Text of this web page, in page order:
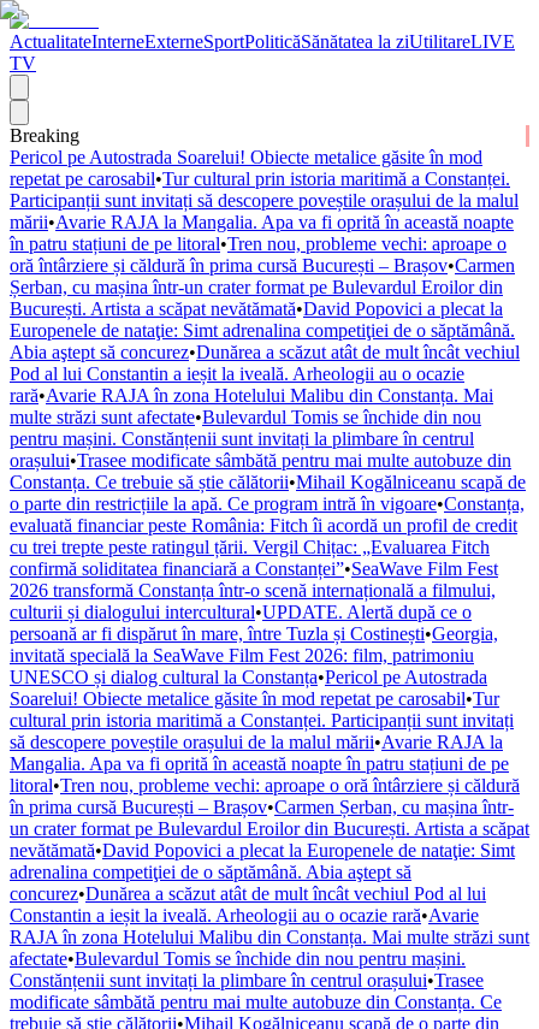
ActualitateInterneExterneSportPoliticăSănătatea la ziUtilitareLIVE
TV
Breaking
Pericol pe Autostrada Soarelui! Obiecte metalice găsite în mod
repetat pe carosabil•Tur cultural prin istoria maritimă a Constanței.
Participanții sunt invitați să descopere poveștile orașului de la malul
mării•Avarie RAJA la Mangalia. Apa va fi oprită în această noapte
în patru stațiuni de pe litoral•Tren nou, probleme vechi: aproape o
oră întârziere și căldură în prima cursă București – Brașov•Carmen
Șerban, cu mașina într-un crater format pe Bulevardul Eroilor din
București. Artista a scăpat nevătămată•David Popovici a plecat la
Europenele de nataţie: Simt adrenalina competiţiei de o săptămână.
Abia aştept să concurez•Dunărea a scăzut atât de mult încât vechiul
Pod al lui Constantin a ieșit la iveală. Arheologii au o ocazie
rară•Avarie RAJA în zona Hotelului Malibu din Constanța. Mai
multe străzi sunt afectate•Bulevardul Tomis se închide din nou
pentru mașini. Constănțenii sunt invitați la plimbare în centrul
orașului•Trasee modificate sâmbătă pentru mai multe autobuze din
Constanța. Ce trebuie să știe călătorii•Mihail Kogălniceanu scapă de
o parte din restricțiile la apă. Ce program intră în vigoare•Constanța,
evaluată financiar peste România: Fitch îi acordă un profil de credit
cu trei trepte peste ratingul țării. Vergil Chițac: „Evaluarea Fitch
confirmă soliditatea financiară a Constanței”•SeaWave Film Fest
2026 transformă Constanța într-o scenă internațională a filmului,
culturii și dialogului intercultural•UPDATE. Alertă după ce o
persoană ar fi dispărut în mare, între Tuzla și Costinești•Georgia,
invitată specială la SeaWave Film Fest 2026: film, patrimoniu
UNESCO și dialog cultural la Constanța•Pericol pe Autostrada
Soarelui! Obiecte metalice găsite în mod repetat pe carosabil•Tur
cultural prin istoria maritimă a Constanței. Participanții sunt invitați
să descopere poveștile orașului de la malul mării•Avarie RAJA la
Mangalia. Apa va fi oprită în această noapte în patru stațiuni de pe
litoral•Tren nou, probleme vechi: aproape o oră întârziere și căldură
în prima cursă București – Brașov•Carmen Șerban, cu mașina într-
un crater format pe Bulevardul Eroilor din București. Artista a scăpat
nevătămată•David Popovici a plecat la Europenele de nataţie: Simt
adrenalina competiţiei de o săptămână. Abia aştept să
concurez•Dunărea a scăzut atât de mult încât vechiul Pod al lui
Constantin a ieșit la iveală. Arheologii au o ocazie rară•Avarie
RAJA în zona Hotelului Malibu din Constanța. Mai multe străzi sunt
afectate•Bulevardul Tomis se închide din nou pentru mașini.
Constănțenii sunt invitați la plimbare în centrul orașului•Trasee
modificate sâmbătă pentru mai multe autobuze din Constanța. Ce
trebuie să știe călătorii•Mihail Kogălniceanu scapă de o parte din